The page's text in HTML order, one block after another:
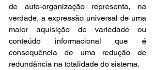
de auto-organização representa, na
verdade, a expressão universal de uma
maior aquisição de variedade ou
conteúdo informacional que é
consequência de uma redução de
redundância na totalidade do sistema.